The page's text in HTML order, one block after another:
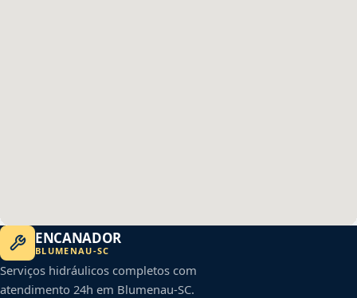
ENCANADOR
BLUMENAU-SC
Serviços hidráulicos completos com
atendimento 24h em Blumenau-SC.